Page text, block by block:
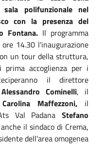
sala polifunzionale nel
con la presenza del
Fontana. Il programma
14.30 l'inaugurazione
un tour della struttura,
accoglienza per i
il direttore
Alessandro Cominelli, il
Carolina Maffezzoni, il
Val Padana Stefano
il sindaco di Crema,
dell'area omogenea